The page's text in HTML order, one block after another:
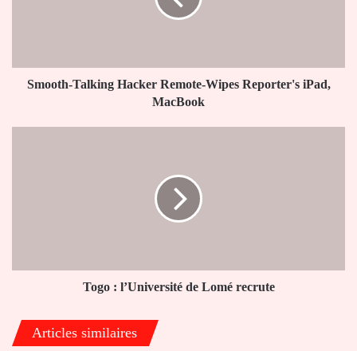
Smooth-Talking Hacker Remote-Wipes Reporter's iPad,
MacBook
Togo : l’Université de Lomé recrute
Articles similaires